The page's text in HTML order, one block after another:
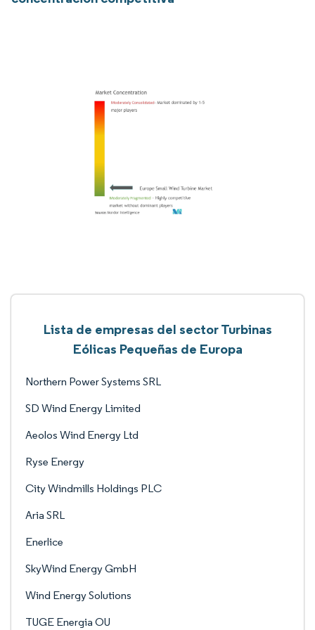
Lista de empresas del sector Turbinas
Eólicas Pequeñas de Europa
Northern Power Systems SRL
SD Wind Energy Limited
Aeolos Wind Energy Ltd
Ryse Energy
City Windmills Holdings PLC
Aria SRL
Enerlice
SkyWind Energy GmbH
Wind Energy Solutions
TUGE Energia OU